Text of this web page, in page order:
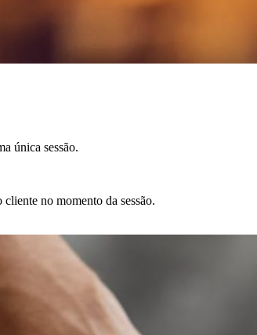
única sessão.
no momento da sessão.